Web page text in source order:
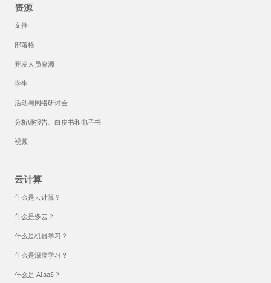
资源
文件
部落格
开发人员资源
学生
活动与网络研讨会
分析师报告、白皮书和电子书
视频
云计算
什么是云计算？
什么是多云？
什么是机器学习？
什么是深度学习？
什么是 AIaaS？